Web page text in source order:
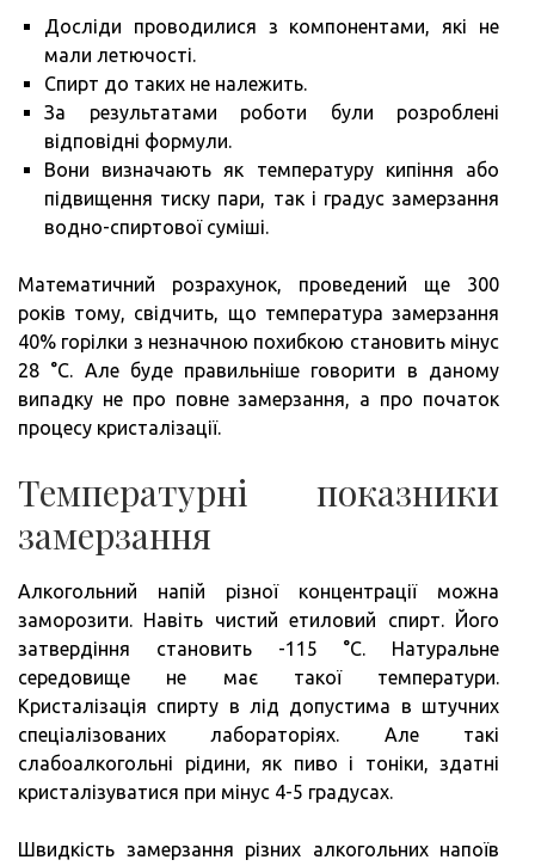
Досліди проводилися з компонентами, які не
мали летючості.
Спирт до таких не належить.
За результатами роботи були розроблені
відповідні формули.
Вони визначають як температуру кипіння або
підвищення тиску пари, так і градус замерзання
водно-спиртової суміші.
Математичний розрахунок, проведений ще 300
років тому, свідчить, що температура замерзання
40% горілки з незначною похибкою становить мінус
28 °C. Але буде правильніше говорити в даному
випадку не про повне замерзання, а про початок
процесу кристалізації.
Температурні показники
замерзання
Алкогольний напій різної концентрації можна
заморозити. Навіть чистий етиловий спирт. Його
затвердіння становить -115 °C. Натуральне
середовище не має такої температури.
Кристалізація спирту в лід допустима в штучних
спеціалізованих лабораторіях. Але такі
слабоалкогольні рідини, як пиво і тоніки, здатні
кристалізуватися при мінус 4-5 градусах.
Швидкість замерзання різних алкогольних напоїв